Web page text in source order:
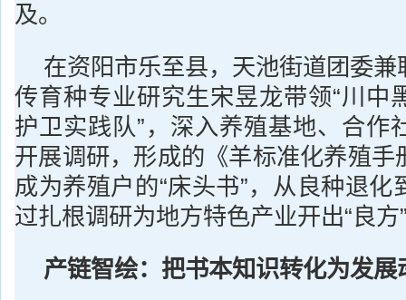
及。
在资阳市乐至县，天池街道团委
传育种专业研究生宋昱龙带领“川中
护卫实践队”，深入养殖基地、合作
开展调研，形成的《羊标准化养殖手
成为养殖户的“床头书”，从良种退化
过扎根调研为地方特色产业开出“良方
产链智绘：把书本知识转化为发展